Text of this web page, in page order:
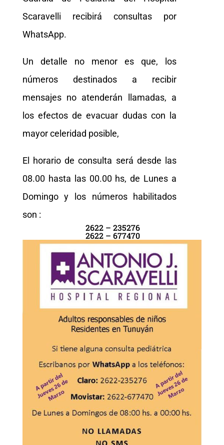
Scaravelli recibirá consultas por
WhatsApp.
Un detalle no menor es que, los
números destinados a recibir
mensajes no atenderán llamadas, a
los efectos de evacuar dudas con la
mayor celeridad posible,
El horario de consulta será desde las
08.00 hasta las 00.00 hs, de Lunes a
Domingo y los números habilitados
son :
2622 – 235276
2622 – 677470